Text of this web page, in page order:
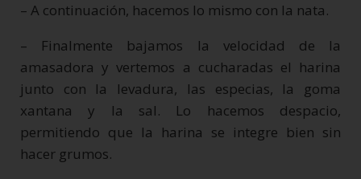
– A continuación, hacemos lo mismo con la nata.
– Finalmente bajamos la velocidad de la
amasadora y vertemos a cucharadas el harina
junto con la levadura, las especias, la goma
xantana y la sal. Lo hacemos despacio,
permitiendo que la harina se integre bien sin
hacer grumos.